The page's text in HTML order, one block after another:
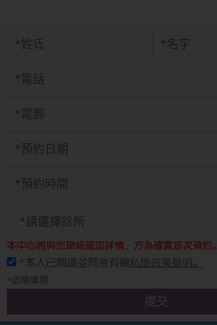
本中心將與您聯絡確認詳情，方為確實是次預約。
*本人已閱讀並同意有關 私隱政策聲明。
*必需填寫
提交